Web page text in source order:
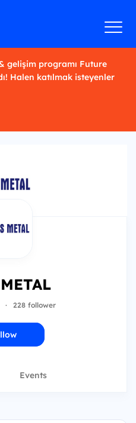
gelişim programı Future
Halen katılmak isteyenler
· 228 follower
Events